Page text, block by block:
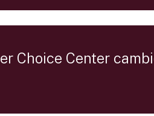
Choice Center